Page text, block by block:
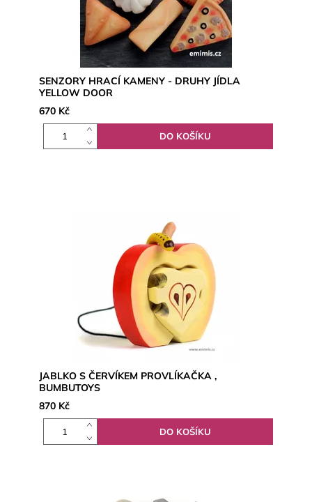
SENZORY HRACÍ KAMENY - DRUHY JÍDLA
YELLOW DOOR
670 Kč
JABLKO S ČERVÍKEM PROVLÍKAČKA ,
BUMBUTOYS
870 Kč